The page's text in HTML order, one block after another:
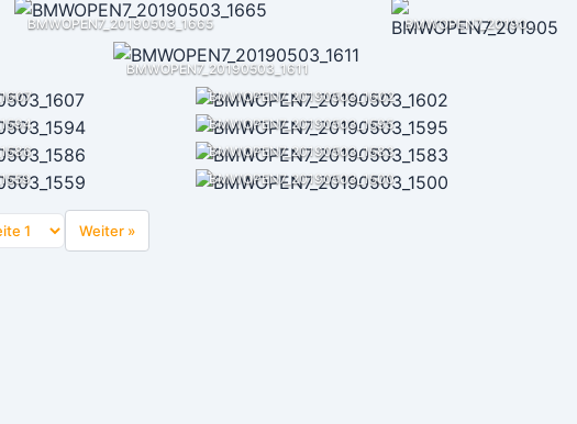
BMWOPEN7_20190503_1665 BMWOPEN7_20190503_1629
BMWOPEN7_20190503_1611
BMWOPEN7_20190503_1602
BMWOPEN7_20190503_1595
BMWOPEN7_20190503_1583
BMWOPEN7_20190503_1500
Weiter »